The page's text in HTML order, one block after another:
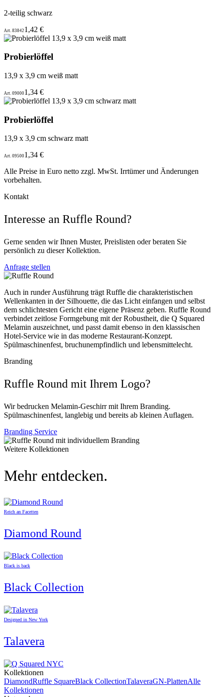
2-teilig schwarz
Art. 83842 1,42 €
Probierlöffel
13,9 x 3,9 cm weiß matt
Art. 090001,34 €
Probierlöffel
13,9 x 3,9 cm schwarz matt
Art. 095001,34 €
Alle Preise in Euro netto zzgl. MwSt. Irrtümer und Änderungen
vorbehalten.
Kontakt
Interesse an Ruffle Round?
Gerne senden wir Ihnen Muster, Preislisten oder beraten Sie
persönlich zu dieser Kollektion.
Anfrage stellen
Auch in runder Ausführung trägt Ruffle die charakteristischen
Wellenkanten in der Silhouette, die das Licht einfangen und selbst
dem schlichtesten Gericht eine eigene Präsenz geben. Ruffle Round
verbindet zeitlose Formgebung mit der Robustheit, die Q Squared
Melamin auszeichnet, und passt damit ebenso in den klassischen
Hotel-Service wie in das moderne Restaurant-Konzept.
Spülmaschinenfest, bruchunempfindlich und lebensmittelecht.
Branding
Ruffle Round mit Ihrem Logo?
Wir bedrucken Melamin-Geschirr mit Ihrem Branding.
Spülmaschinenfest, langlebig und bereits ab kleinen Auflagen.
Branding Service
Weitere Kollektionen
Mehr entdecken.
Reich an Facetten
Diamond Round
Black is back
Black Collection
Designed in New York
Talavera
Kollektionen
DiamondRuffle SquareBlack CollectionTalaveraGN-PlattenAlle
Kollektionen